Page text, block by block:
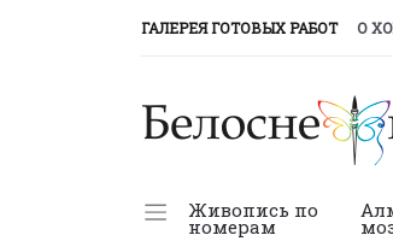
ГАЛЕРЕЯ ГОТОВЫХ РАБОТ О
Живопись по
номерам